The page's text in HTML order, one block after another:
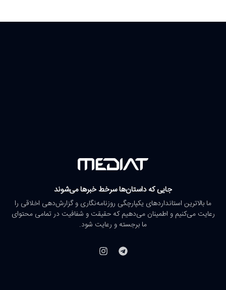
جایی که داستان‌ها سرخط خبرها می‌شوند
ما بالاترین استانداردهای یکپارچگی روزنامه‌نگاری و گزارش‌دهی اخلاقی را
رعایت می‌کنیم و اطمینان می‌دهیم که حقیقت و شفافیت در تمامی محتوای
ما برجسته و رعایت شود.